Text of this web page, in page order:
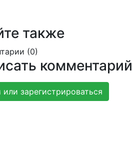
также
(0)
комментарий
или зарегистрироваться